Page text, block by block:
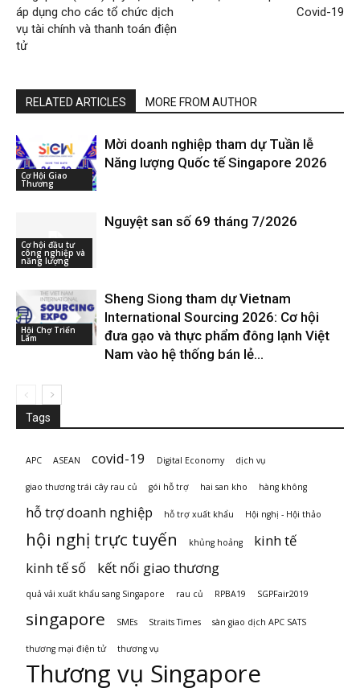
áp dụng cho các tổ chức dịch
vụ tài chính và thanh toán điện
tử
Covid-19
RELATED ARTICLES MORE FROM AUTHOR
Cơ Hội Giao
Thương
Mời doanh nghiệp tham dự Tuần lễ
Năng lượng Quốc tế Singapore 2026
Cơ hội đầu tư
công nghiệp và
năng lượng
Nguyệt san số 69 tháng 7/2026
Hội Chợ Triển
Lãm
Sheng Siong tham dự Vietnam
International Sourcing 2026: Cơ hội
đưa gạo và thực phẩm đông lạnh Việt
Nam vào hệ thống bán lẻ...
Tags
APC ASEAN covid-19 Digital Economy dịch vụ
giao thương trái cây rau củ gói hỗ trợ hai san kho hàng không
hỗ trợ doanh nghiệp hỗ trợ xuất khẩu Hội nghị - Hội thảo
hội nghị trực tuyến khủng hoảng
kinh tế
kinh tế số
kết nối giao thương
quả vải xuất khẩu sang Singapore rau củ RPBA19 SGPFair2019
singapore SMEs Straits Times sàn giao dịch APC SATS
thương mại điện tử thương vụ
Thương vụ Singapore